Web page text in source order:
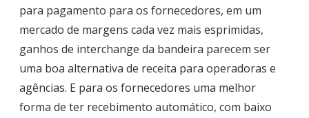
para pagamento para os fornecedores, em um
mercado de margens cada vez mais esprimidas,
ganhos de interchange da bandeira parecem ser
uma boa alternativa de receita para operadoras e
agências. E para os fornecedores uma melhor
forma de ter recebimento automático, com baixo